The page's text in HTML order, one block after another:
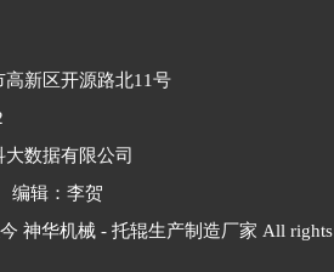
新区开源路北11号
数据有限公司
辑：李贺
神华机械 - 托辊生产制造厂家 All rights